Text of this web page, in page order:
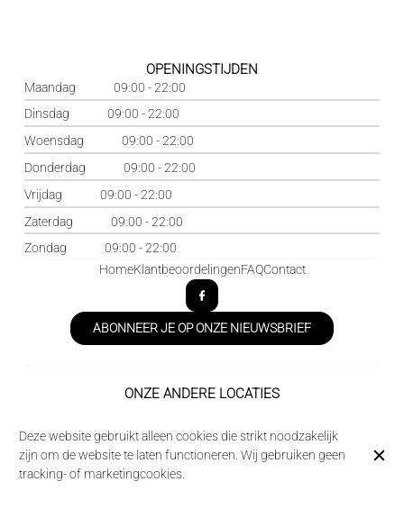
OPENINGSTIJDEN
Maandag
09:00 - 22:00
Dinsdag
09:00 - 22:00
Woensdag
09:00 - 22:00
Donderdag
09:00 - 22:00
Vrijdag
09:00 - 22:00
Zaterdag
09:00 - 22:00
Zondag
09:00 - 22:00
HomeKlantbeoordelingenFAQContact
ABONNEER JE OP ONZE NIEUWSBRIEF
ONZE ANDERE LOCATIES
La Taverne de la Metairie
Deze website gebruikt alleen cookies die strikt noodzakelijk
zijn om de website te laten functioneren. Wij gebruiken geen
tracking- of marketingcookies.